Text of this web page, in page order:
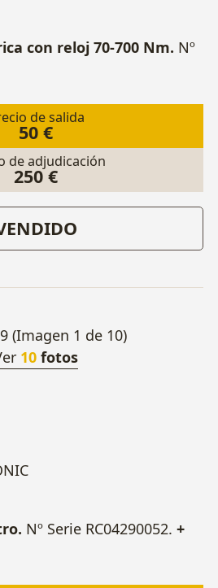
con reloj 70-700 Nm. Nº
de salida
50 €
de adjudicación
250 €
10 fotos
Nº Serie RC04290052. +